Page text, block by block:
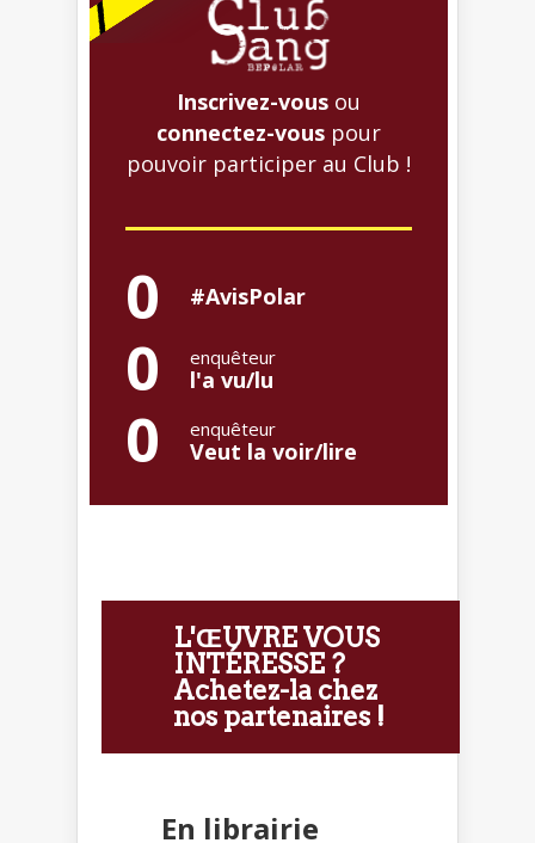
Inscrivez-vous ou
connectez-vous pour
pouvoir participer au Club !
0 #AvisPolar
0 enquêteur
l'a vu/lu
0 enquêteur
Veut la voir/lire
L'ŒUVRE VOUS
INTÉRESSE ?
Achetez-la chez
nos partenaires !
En librairie